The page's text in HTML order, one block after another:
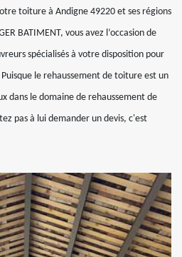
toiture à Andigne 49220 et ses régions
BATIMENT, vous avez l’occasion de
spécialisés à votre disposition pour
le rehaussement de toiture est un
dans le domaine de rehaussement de
pas à lui demander un devis, c'est